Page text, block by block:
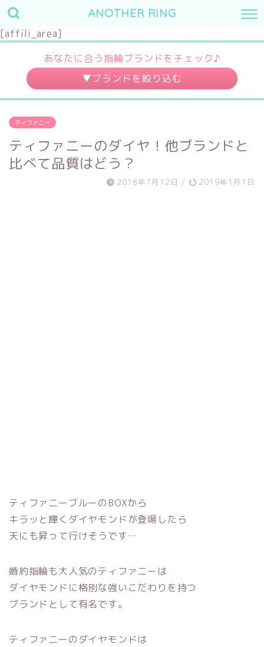
ANOTHER RING
[affili_area]
あなたに合う指輪ブランドをチェック♪
～10万円
～20万円
～30万円
～7万円
ティファニー
ティファニーのダイヤ！他ブランドと
比べて品質はどう？
2018年7月12日 / 2019年1月1日
ティファニーブルーのBOXから
キラッと輝くダイヤモンドが登場したら
天にも昇って行けそうです…
婚約指輪も大人気のティファニーは
ダイヤモンドに格別な強いこだわりを持つ
ブランドとして有名です。
ティファニーのダイヤモンドは